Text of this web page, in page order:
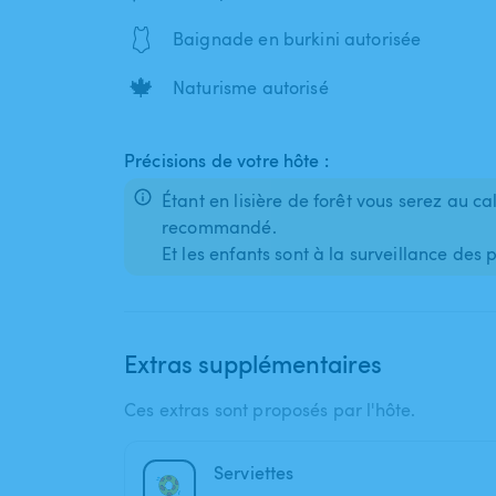
🩱 Baignade en burkini autorisée
🍁 Naturisme autorisé
Précisions de votre hôte :
Étant en lisière de forêt vous serez au
recommandé.
Et les enfants sont à la surveillance des
Extras supplémentaires
Ces extras sont proposés par l'hôte.
Serviettes